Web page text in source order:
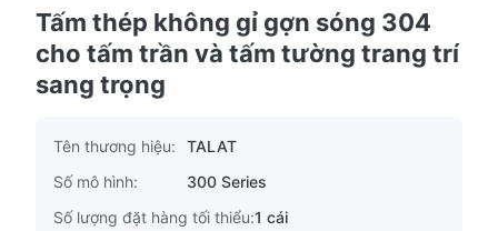
Tấm thép không gỉ gợn sóng 304
cho tấm trần và tấm tường trang trí
sang trọng
Tên thương hiệu:
TALAT
Số mô hình:
300 Series
Số lượng đặt hàng tối thiểu:1 cái